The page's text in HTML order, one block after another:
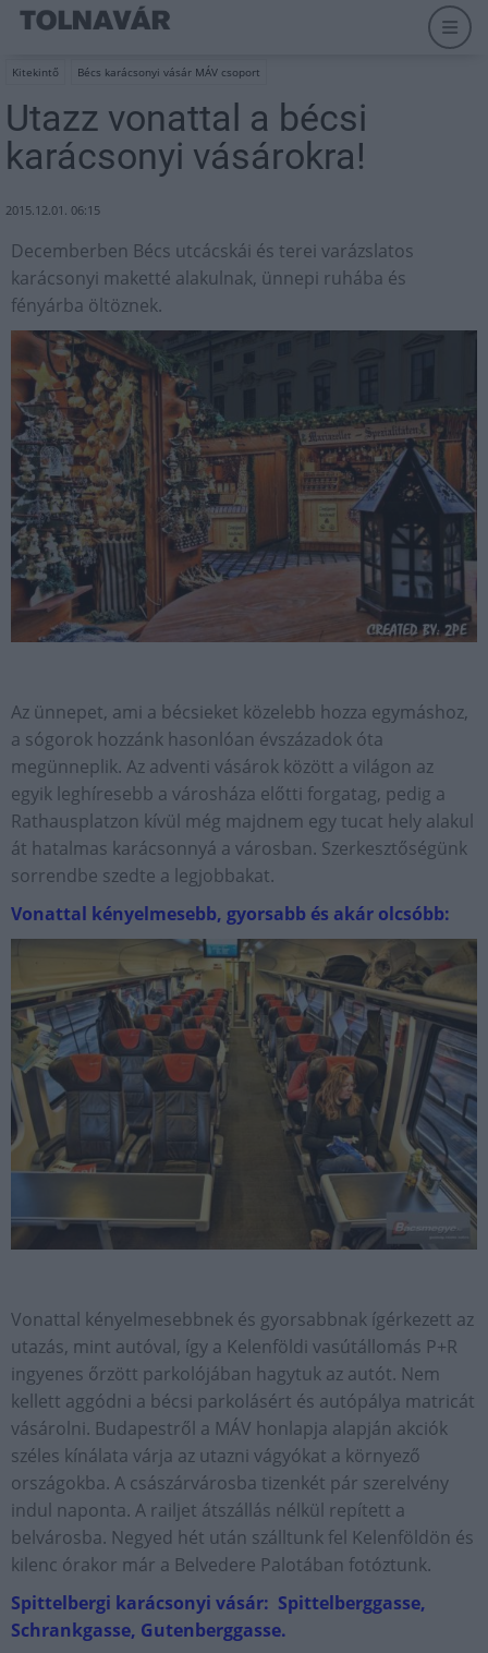
Kitekintő Bécs karácsonyi vásár MÁV csoport
Utazz vonattal a bécsi
karácsonyi vásárokra!
2015.12.01. 06:15
Decemberben Bécs utcácskái és terei varázslatos
karácsonyi maketté alakulnak, ünnepi ruhába és
fényárba öltöznek.
Az ünnepet, ami a bécsieket közelebb hozza egymáshoz,
a sógorok hozzánk hasonlóan évszázadok óta
megünneplik. Az adventi vásárok között a világon az
egyik leghíresebb a városháza előtti forgatag, pedig a
Rathausplatzon kívül még majdnem egy tucat hely alakul
át hatalmas karácsonnyá a városban. Szerkesztőségünk
sorrendbe szedte a legjobbakat.
Vonattal kényelmesebb, gyorsabb és akár olcsóbb:
Vonattal kényelmesebbnek és gyorsabbnak ígérkezett az
utazás, mint autóval, így a Kelenföldi vasútállomás P+R
ingyenes őrzött parkolójában hagytuk az autót. Nem
kellett aggódni a bécsi parkolásért és autópálya matricát
vásárolni. Budapestről a MÁV honlapja alapján akciók
széles kínálata várja az utazni vágyókat a környező
országokba. A császárvárosba tizenkét pár szerelvény
indul naponta. A railjet átszállás nélkül repített a
belvárosba. Negyed hét után szálltunk fel Kelenföldön és
kilenc órakor már a Belvedere Palotában fotóztunk.
Spittelbergi karácsonyi vásár: Spittelberggasse,
Schrankgasse, Gutenberggasse.